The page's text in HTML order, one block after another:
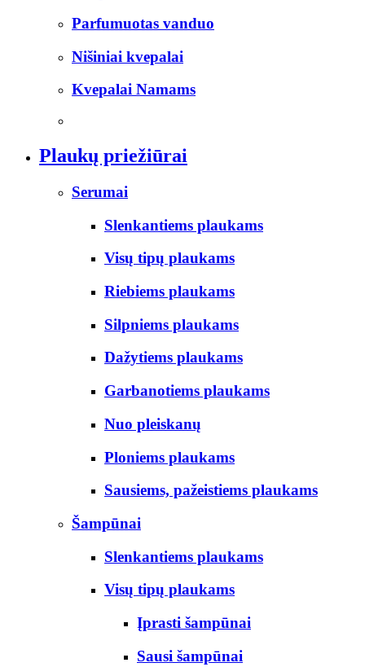
Parfumuotas vanduo
Nišiniai kvepalai
Kvepalai Namams
Plaukų priežiūrai
Serumai
Slenkantiems plaukams
Visų tipų plaukams
Riebiems plaukams
Silpniems plaukams
Dažytiems plaukams
Garbanotiems plaukams
Nuo pleiskanų
Ploniems plaukams
Sausiems, pažeistiems plaukams
Šampūnai
Slenkantiems plaukams
Visų tipų plaukams
Įprasti šampūnai
Sausi šampūnai